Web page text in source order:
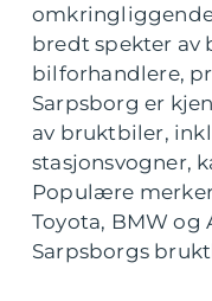
bredt spekter
bilforhandlere,
Sarpsborg er
av bruktbiler,
stasjonsvogner,
Populære
Toyota, BMW
Sarpsborgs